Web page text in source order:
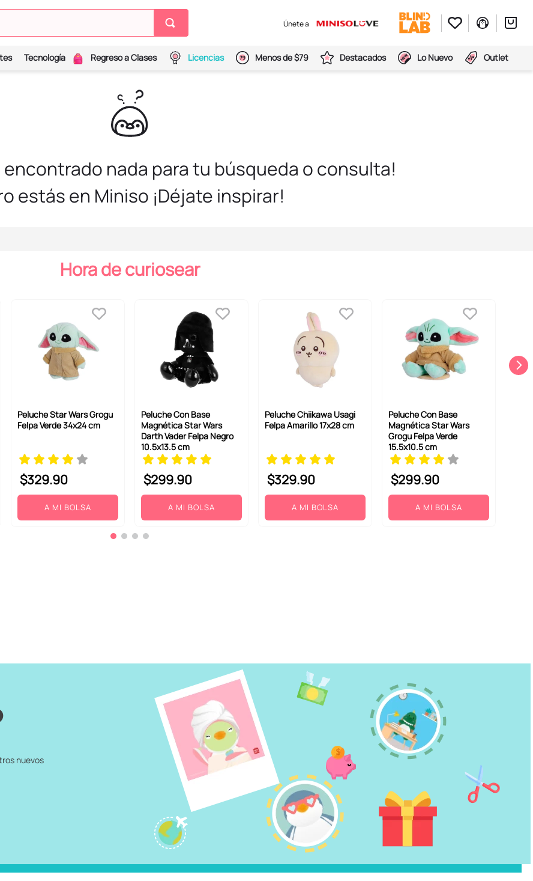
Únete a
Tecnología Regreso a Clases Licencias Menos de $79 Destacados Lo Nuevo Outlet
encontrado nada para tu búsqueda o consulta!
estás en Miniso ¡Déjate inspirar!
Hora de curiosear
Peluche Star Wars Grogu
Felpa Verde 34x24 cm
$329.90
A MI BOLSA
Peluche Con Base
Magnética Star Wars
Darth Vader Felpa Negro
10.5x13.5 cm
$299.90
A MI BOLSA
Peluche Chiikawa Usagi
Felpa Amarillo 17x28 cm
$329.90
A MI BOLSA
Peluche Con Base
Magnética Star Wars
Grogu Felpa Verde
15.5x10.5 cm
$299.90
A MI BOLSA
nuevos